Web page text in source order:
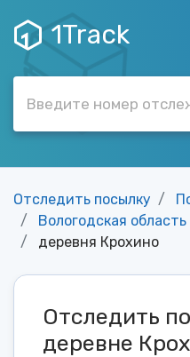
1Track
Отследить посылку
Вологодская область
деревня Крохино
Отследить
деревне